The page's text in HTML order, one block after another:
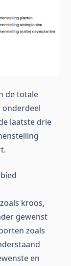
de totale
laatste drie
kroos,
gewenst
zoals
en